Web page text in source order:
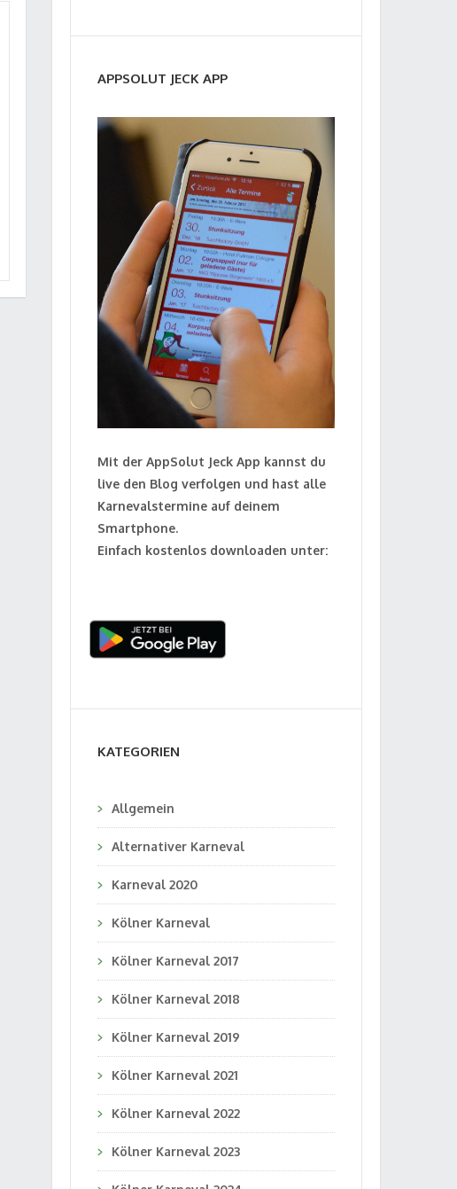
APPSOLUT JECK APP
Mit der AppSolut Jeck App kannst du
live den Blog verfolgen und hast alle
Karnevalstermine auf deinem
Smartphone.
Einfach kostenlos downloaden unter:
KATEGORIEN
Allgemein
Alternativer Karneval
Karneval 2020
Kölner Karneval
Kölner Karneval 2017
Kölner Karneval 2018
Kölner Karneval 2019
Kölner Karneval 2021
Kölner Karneval 2022
Kölner Karneval 2023